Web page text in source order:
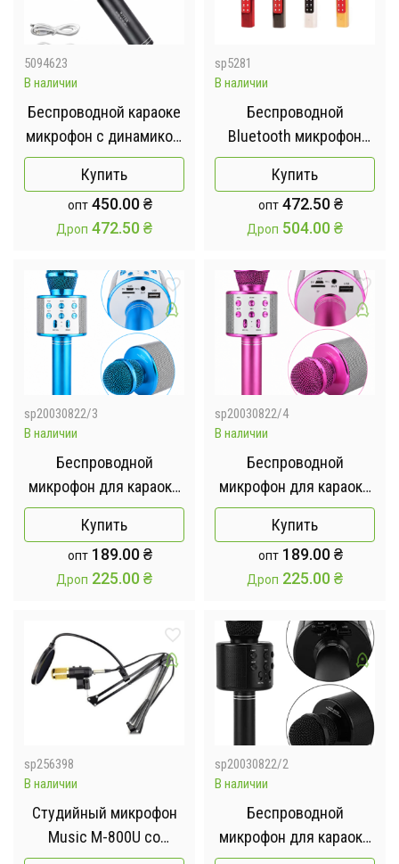
5094623
В наличии
Беспроводной караоке
микрофон с динамиком
5 тембров USB AUX FM
Wster WS-2911
Купить
опт 450.00₴
Дроп 472.50₴
sp5281
В наличии
Беспроводной
Bluetooth микрофон
WS-1828 Микрофон со
встроенным
динамиком
Купить
опт 472.50₴
Дроп 504.00₴
sp20030822/3
В наличии
Беспроводной
микрофон для караоке
Wster WS-858 Голубой
Купить
опт 189.00₴
Дроп 225.00₴
sp20030822/4
В наличии
Беспроводной
микрофон для караоке
Wster WS-858 Розовый
Купить
опт 189.00₴
Дроп 225.00₴
sp256398
В наличии
Студийный микрофон
Music M-800U со
sp20030822/2
В наличии
Беспроводной
микрофон для караоке